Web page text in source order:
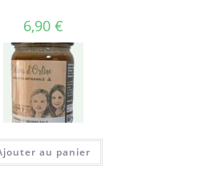
6,90 €
au panier